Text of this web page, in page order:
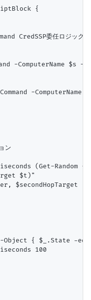
{
CredSSP委任ロジックを
-ComputerName $s -
-ComputerName
ン
(Get-Random -
$t)"
$secondHopTarget
{ $_.State -eq
100